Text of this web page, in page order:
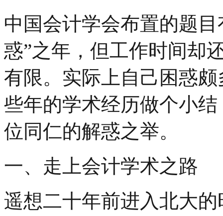
中国会计学会布置的题
惑”之年，但工作时间却
有限。实际上自己困惑
些年的学术经历做个小
位同仁的解惑之举。
一、走上会计学术之路
遥想二十年前进入北大